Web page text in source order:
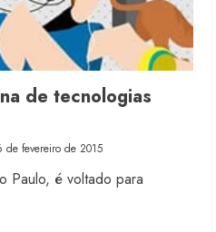
de tecnologias
de fevereiro de 2015
Paulo, é voltado para